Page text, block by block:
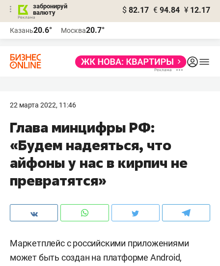
забронируй
валюту
$ 82.17 € 94.84 ¥ 12.17
Казань20.6° Москва20.7°
22 марта 2022, 11:46
Глава минцифры РФ:
«Будем надеяться, что
айфоны у нас в кирпич не
превратятся»
Маркетплейс с российскими приложениями
может быть создан на платформе Android,